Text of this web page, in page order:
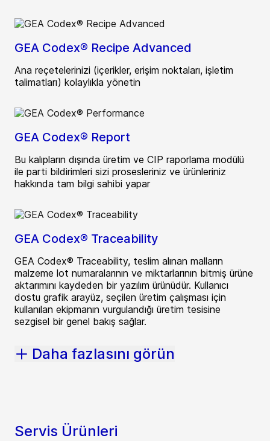
GEA Codex® Recipe Advanced
Ana reçetelerinizi (içerikler, erişim noktaları, işletim
talimatları) kolaylıkla yönetin
GEA Codex® Report
Bu kalıpların dışında üretim ve CIP raporlama modülü
ile parti bildirimleri sizi prosesleriniz ve ürünleriniz
hakkında tam bilgi sahibi yapar
GEA Codex® Traceability
GEA Codex® Traceability, teslim alınan malların
malzeme lot numaralarının ve miktarlarının bitmiş ürüne
aktarımını kaydeden bir yazılım ürünüdür. Kullanıcı
dostu grafik arayüz, seçilen üretim çalışması için
kullanılan ekipmanın vurgulandığı üretim tesisine
sezgisel bir genel bakış sağlar.
Daha fazlasını görün
Servis Ürünleri